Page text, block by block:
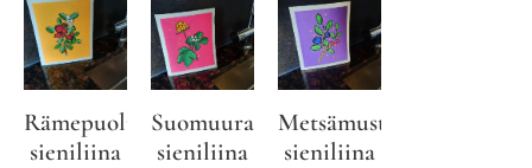
Rämepuolukka
sieniliina
Suomuurain
sieniliina
Metsämustikka
sieniliina